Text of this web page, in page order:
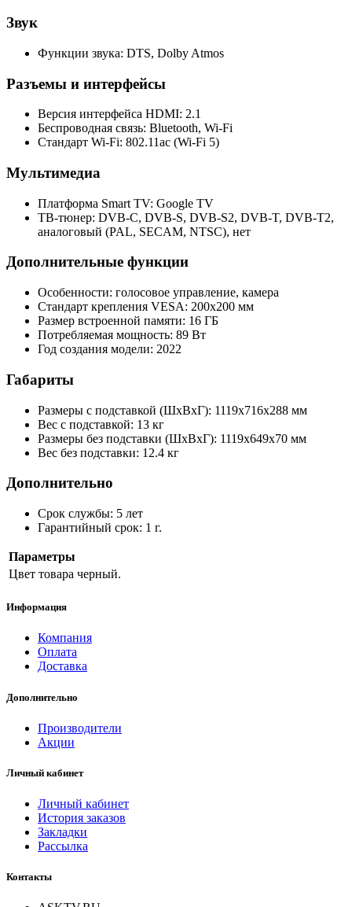
Звук
Функции звука: DTS, Dolby Atmos
Разъемы и интерфейсы
Версия интерфейса HDMI: 2.1
Беспроводная связь: Bluetooth, Wi-Fi
Стандарт Wi-Fi: 802.11ac (Wi-Fi 5)
Мультимедиа
Платформа Smart TV: Google TV
ТВ-тюнер: DVB-C, DVB-S, DVB-S2, DVB-T, DVB-T2,
аналоговый (PAL, SECAM, NTSC), нет
Дополнительные функции
Особенности: голосовое управление, камера
Стандарт крепления VESA: 200x200 мм
Размер встроенной памяти: 16 ГБ
Потребляемая мощность: 89 Вт
Год создания модели: 2022
Габариты
Размеры с подставкой (ШxВxГ): 1119x716x288 мм
Вес с подставкой: 13 кг
Размеры без подставки (ШxВxГ): 1119x649x70 мм
Вес без подставки: 12.4 кг
Дополнительно
Срок службы: 5 лет
Гарантийный срок: 1 г.
Параметры
Цвет товара черный.
Информация
Компания
Оплата
Доставка
Дополнительно
Производители
Акции
Личный кабинет
Личный кабинет
История заказов
Закладки
Рассылка
Контакты